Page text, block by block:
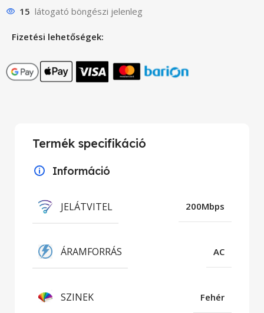
15 látogató böngészi jelenleg
Fizetési lehetőségek:
Termék specifikáció
Információ
JELÁTVITEL 200Mbps
ÁRAMFORRÁS AC
SZINEK Fehér